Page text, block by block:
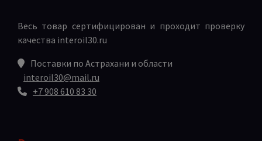
Весь товар сертифицирован и проходит проверку
качества interoil30.ru
Поставки по Астрахани и области
interoil30@mail.ru
+7 908 610 83 30